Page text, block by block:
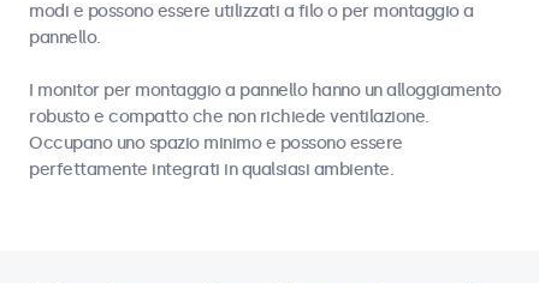
modi e possono essere utilizzati a filo o per montaggio a
pannello.
I monitor per montaggio a pannello hanno un alloggiamento
robusto e compatto che non richiede ventilazione.
Occupano uno spazio minimo e possono essere
perfettamente integrati in qualsiasi ambiente.